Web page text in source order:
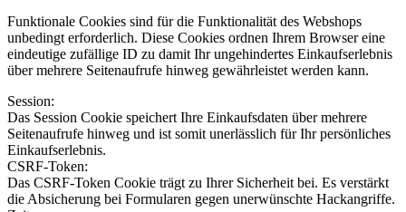
Funktionale Cookies sind für die Funktionalität des Webshops
unbedingt erforderlich. Diese Cookies ordnen Ihrem Browser eine
eindeutige zufällige ID zu damit Ihr ungehindertes Einkaufserlebnis
über mehrere Seitenaufrufe hinweg gewährleistet werden kann.
Session:
Das Session Cookie speichert Ihre Einkaufsdaten über mehrere
Seitenaufrufe hinweg und ist somit unerlässlich für Ihr persönliches
Einkaufserlebnis.
CSRF-Token:
Das CSRF-Token Cookie trägt zu Ihrer Sicherheit bei. Es verstärkt
die Absicherung bei Formularen gegen unerwünschte Hackangriffe.